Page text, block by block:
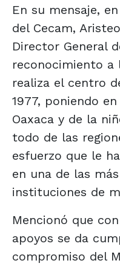
En su mensaje,
del Cecam,
Director General
reconocimiento a
realiza el centro
1977, poniendo
Oaxaca y de la
todo de las
esfuerzo que le
en una de las
instituciones de
Mencionó que
apoyos se da
compromiso del